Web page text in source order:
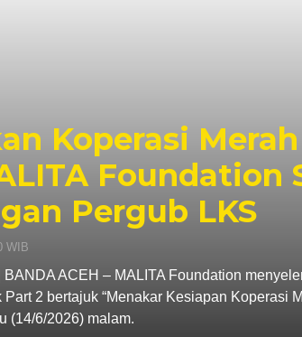
Koperasi
Foundation
Pergub LKS
WIB
BANDA ACEH – MALITA Foundation
2 bertajuk “Menakar Kesiapan Koperasi
(14/6/2026) malam.